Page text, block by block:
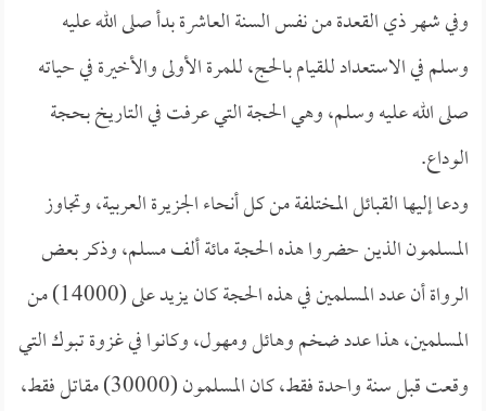
وفي شهر ذي القعدة من نفس السنة العاشرة بدأ صلى الله عليه
وسلم في الاستعداد للقيام بالحج، للمرة الأولى والأخيرة في حياته
صلى الله عليه وسلم، وهي الحجة التي عرفت في التاريخ بحجة
الوداع.
ودعا إليها القبائل المختلفة من كل أنحاء الجزيرة العربية، وتجاوز
المسلمون الذين حضروا هذه الحجة مائة ألف مسلم، وذكر بعض
الرواة أن عدد المسلمين في هذه الحجة كان يزيد على (14000) من
المسلمين، هذا عدد ضخم وهائل ومهول، وكانوا في غزوة تبوك التي
وقعت قبل سنة واحدة فقط، كان المسلمون (30000) مقاتل فقط،